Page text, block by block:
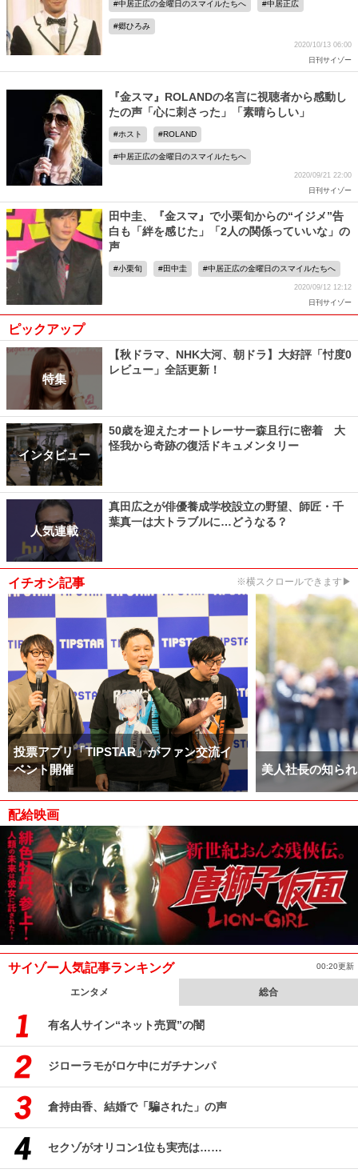
中居正広の金曜日のスマイルたちへ 中居正広
郷ひろみ
2020/10/13 06:00
日刊サイゾー
『金スマ』ROLANDの名言に視聴者から感動し
たの声「心に刺さった」「素晴らしい」
ホスト ROLAND
中居正広の金曜日のスマイルたちへ
2020/09/21 22:00
日刊サイゾー
田中圭、『金スマ』で小栗旬からの“イジメ”告
白も「絆を感じた」「2人の関係っていいな」の
声
小栗旬 田中圭 中居正広の金曜日のスマイルたちへ
2020/09/12 12:12
日刊サイゾー
ピックアップ
特集
【秋ドラマ、NHK大河、朝ドラ】大好評「忖度0
レビュー」全話更新！
インタビュー
50歳を迎えたオートレーサー森且行に密着 大
怪我から奇跡の復活ドキュメンタリー
人気連載
真田広之が俳優養成学校設立の野望、師匠・千
葉真一は大トラブルに…どうなる？
イチオシ記事 ※横スクロールできます▶
投票アプリ「TIPSTAR」がファン交流イ
ベント開催
美人社長の知ら
配給映画
サイゾー人気記事ランキング 00:20更新
エンタメ 総合
有名人サイン“ネット売買”の闇
ジローラモがロケ中にガチナンパ
倉持由香、結婚で「騙された」の声
セクゾがオリコン1位も実売は……